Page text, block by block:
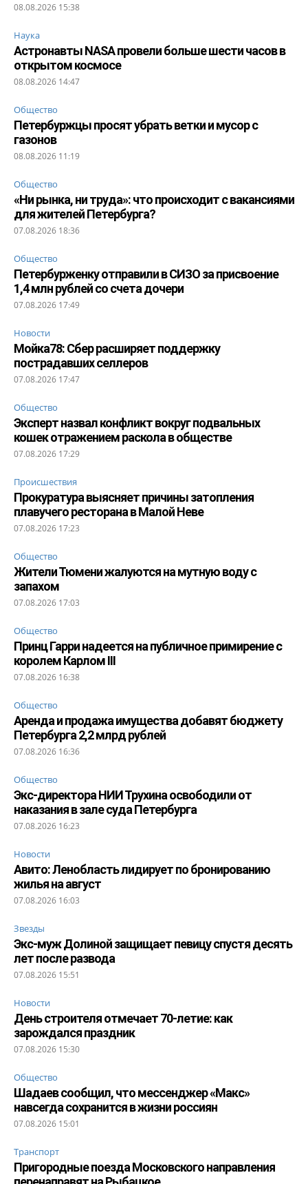
08.08.2026 15:38
Наука
Астронавты NASA провели больше шести часов в
открытом космосе
08.08.2026 14:47
Общество
Петербуржцы просят убрать ветки и мусор с
газонов
08.08.2026 11:19
Общество
«Ни рынка, ни труда»: что происходит с вакансиями
для жителей Петербурга?
07.08.2026 18:36
Общество
Петербурженку отправили в СИЗО за присвоение
1,4 млн рублей со счета дочери
07.08.2026 17:49
Новости
Мойка78: Сбер расширяет поддержку
пострадавших селлеров
07.08.2026 17:47
Общество
Эксперт назвал конфликт вокруг подвальных
кошек отражением раскола в обществе
07.08.2026 17:29
Происшествия
Прокуратура выясняет причины затопления
плавучего ресторана в Малой Неве
07.08.2026 17:23
Общество
Жители Тюмени жалуются на мутную воду с
запахом
07.08.2026 17:03
Общество
Принц Гарри надеется на публичное примирение с
королем Карлом III
07.08.2026 16:38
Общество
Аренда и продажа имущества добавят бюджету
Петербурга 2,2 млрд рублей
07.08.2026 16:36
Общество
Экс-директора НИИ Трухина освободили от
наказания в зале суда Петербурга
07.08.2026 16:23
Новости
Авито: Ленобласть лидирует по бронированию
жилья на август
07.08.2026 16:03
Звезды
Экс-муж Долиной защищает певицу спустя десять
лет после развода
07.08.2026 15:51
Новости
День строителя отмечает 70-летие: как
зарождался праздник
07.08.2026 15:30
Общество
Шадаев сообщил, что мессенджер «Макс»
навсегда сохранится в жизни россиян
07.08.2026 15:01
Транспорт
Пригородные поезда Московского направления